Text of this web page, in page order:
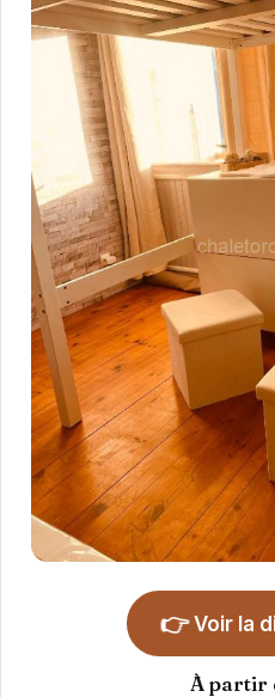
👉 Voir la
À partir